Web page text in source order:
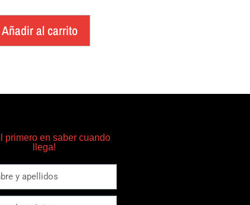
Añadir al carrito
primero en saber cuando
llega!